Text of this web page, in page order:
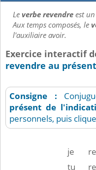
Leverbe revendreest
Aux temps composés, le
l'auxiliaire avoir.
Exercice interactif
revendre au
Consigne :
présent de
personnels, puis
je
tu